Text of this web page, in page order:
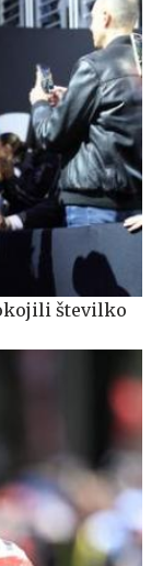
številko